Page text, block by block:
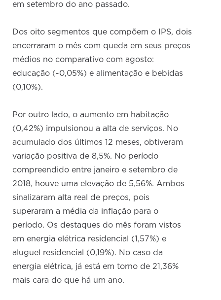
em setembro do ano passado.
Dos oito segmentos que compõem o IPS, dois
encerraram o mês com queda em seus preços
médios no comparativo com agosto:
educação (-0,05%) e alimentação e bebidas
(0,10%).
Por outro lado, o aumento em habitação
(0,42%) impulsionou a alta de serviços. No
acumulado dos últimos 12 meses, obtiveram
variação positiva de 8,5%. No período
compreendido entre janeiro e setembro de
2018, houve uma elevação de 5,56%. Ambos
sinalizaram alta real de preços, pois
superaram a média da inflação para o
período. Os destaques do mês foram vistos
em energia elétrica residencial (1,57%) e
aluguel residencial (0,19%). No caso da
energia elétrica, já está em torno de 21,36%
mais cara do que há um ano.